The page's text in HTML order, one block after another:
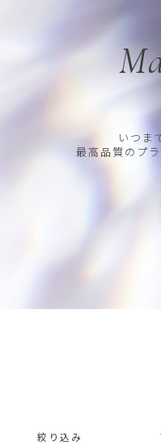
いつま
最高品質のプ
絞り込み